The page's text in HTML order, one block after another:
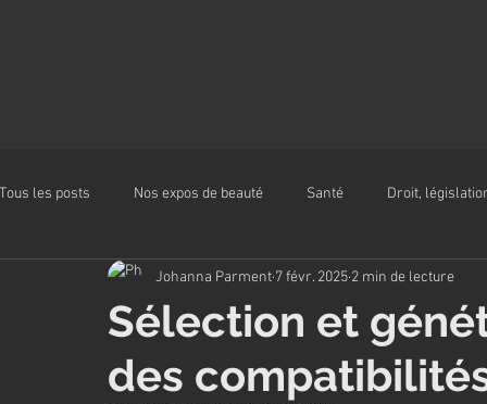
Tous les posts Nos expos de beauté Santé Droit,
Alimentation
Sélection et
des
Johanna Parment 7 févr. 2025 2 min de lecture